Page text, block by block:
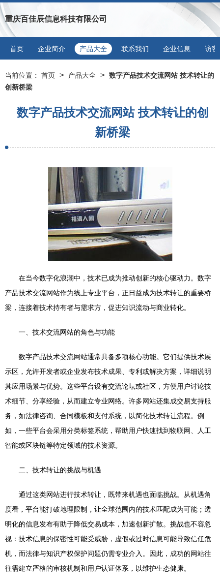
重庆百佳辰信息科技有限公司
首页 企业简介 产品大全 联系我们 企业信息 访客
当前位置： 首页 > 产品大全 > 数字产品技术交流网站 技术转让的
创新桥梁
数字产品技术交流网站 技术转让的创
新桥梁
在当今数字化浪潮中，技术已成为推动创新的核心驱动力。数字
产品技术交流网站作为线上专业平台，正日益成为技术转让的重要桥
梁，连接着技术持有者与需求方，促进知识流动与商业转化。
一、技术交流网站的角色与功能
数字产品技术交流网站通常具备多项核心功能。它们提供技术展
示区，允许开发者或企业发布技术成果、专利或解决方案，详细说明
其应用场景与优势。这些平台设有交流论坛或社区，方便用户讨论技
术细节、分享经验，从而建立专业网络。许多网站还集成交易支持服
务，如法律咨询、合同模板和支付系统，以简化技术转让流程。例
如，一些平台会采用分类标签系统，帮助用户快速找到物联网、人工
智能或区块链等特定领域的技术资源。
二、技术转让的挑战与机遇
通过这类网站进行技术转让，既带来机遇也面临挑战。从机遇角
度看，平台能打破地理限制，让全球范围内的技术匹配成为可能；透
明化的信息发布有助于降低交易成本，加速创新扩散。挑战也不容忽
视：技术信息的保密性可能受威胁，虚假或过时信息可能导致信任危
机，而法律与知识产权保护问题仍需专业介入。因此，成功的网站往
往需建立严格的审核机制和用户认证体系，以维护生态健康。